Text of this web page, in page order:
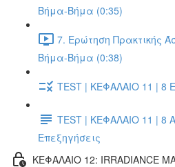
Βήμα-Βήμα (0:35)
7. Ερώτηση Πρακτικής
Βήμα-Βήμα (0:38)
TEST | ΚΕΦΑΛΑΙΟ 11 | 8
TEST | ΚΕΦΑΛΑΙΟ 11 | 8
Επεξηγήσεις
ΚΕΦΑΛΑΙΟ 12: IRRADIANCE